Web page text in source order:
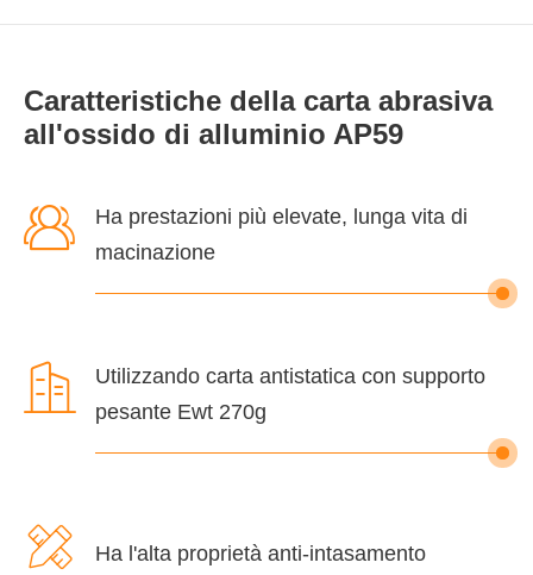
Caratteristiche della carta abrasiva
all'ossido di alluminio AP59

Ha prestazioni più elevate, lunga vita di
macinazione

Utilizzando carta antistatica con supporto
pesante Ewt 270g
 Ha l'alta proprietà anti-intasamento